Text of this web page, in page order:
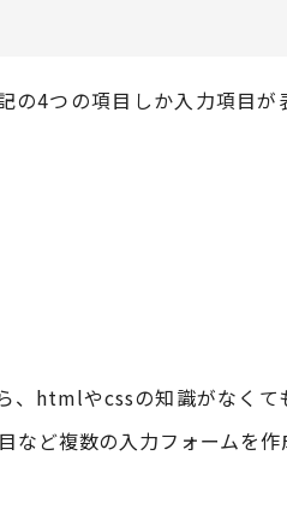
4つの項目しか入力項目が
htmlやcssの知識がなくて
など複数の入力フォームを作